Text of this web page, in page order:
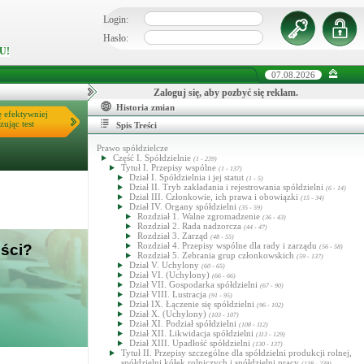
Login:
Hasło:
07.08.2026
efektywniej
test
Zaloguj się, aby pozbyć się reklam.
Historia zmian
Spis Treści
Prawo spółdzielcze
Część I. Spółdzielnie (1 - 239)
Tytuł I. Przepisy wspólne (1 - 137)
Dział I. Spółdzielnia i jej statut (1 - 5)
Dział II. Tryb zakładania i rejestrowania spółdzielni (6 - 14)
Dział III. Członkowie, ich prawa i obowiązki (15 - 34)
Dział IV. Organy spółdzielni (35 - 59)
Rozdział 1. Walne zgromadzenie (36 - 43)
Rozdział 2. Rada nadzorcza (44 - 47)
Rozdział 3. Zarząd (48 - 55)
Rozdział 4. Przepisy wspólne dla rady i zarządu (56 - 58)
Rozdział 5. Zebrania grup członkowskich (59 - 137)
Dział V. Uchylony (60 - 65)
Dział VI. (Uchylony) (66 - 66)
Dział VII. Gospodarka spółdzielni (67 - 90)
Dział VIII. Lustracja (91 - 95)
Dział IX. Łączenie się spółdzielni (96 - 102)
Dział X. (Uchylony) (103 - 107)
Dział XI. Podział spółdzielni (108 - 112)
Dział XII. Likwidacja spółdzielni (113 - 129)
Dział XIII. Upadłość spółdzielni (130 - 137)
Tytuł II. Przepisy szczególne dla spółdzielni produkcji rolnej,